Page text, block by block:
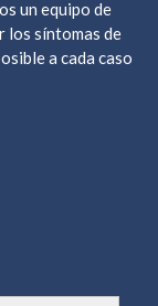
un equipo de
los síntomas de
a cada caso